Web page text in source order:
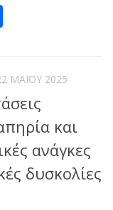
ΜΑΪ́ΟΥ 2025
και
ανάγκες
δυσκολίες